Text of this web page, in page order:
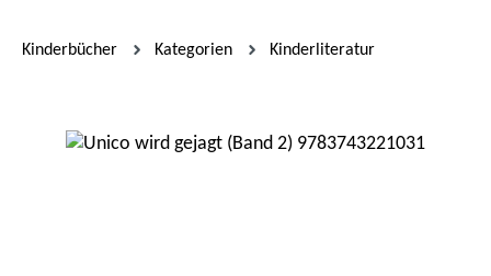
Kinderbücher Kategorien Kinderliteratur
Bildergalerie überspringen